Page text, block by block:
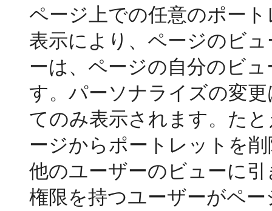
ページ上での任意のポー
表示により、ページのビ
ーは、ページの自分のビ
す。パーソナライズの変
てのみ表示されます。た
ージからポートレットを
他のユーザーのビューに
権限を持つユーザーがペ